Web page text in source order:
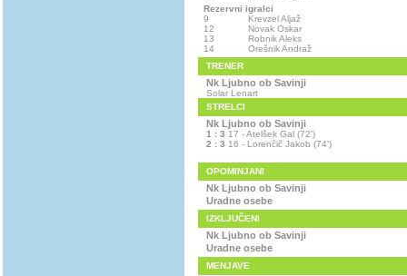
Rezervni igralci
9
Krevzel Aljaž
12
Novak Oskar
13
Robnik Aleks
14
Orešnik Andraž
TRENER
Nk Ljubno ob Savinji
Solar Lenart
STRELCI
Nk Ljubno ob Savinji
1 : 3 17 - Atelšek Gal (72')
2 : 3 16 - Lorenčič Jakob (74')
OPOMINJANI
Nk Ljubno ob Savinji
Uradne osebe
IZKLJUČENI
Nk Ljubno ob Savinji
Uradne osebe
MENJAVE